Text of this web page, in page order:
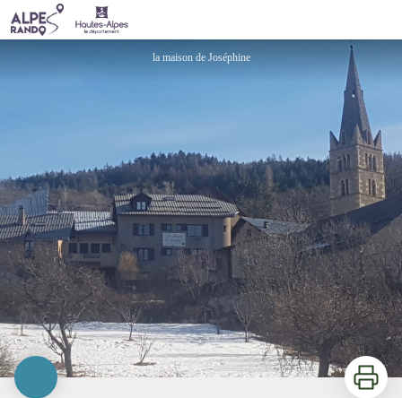
La Maison de Joséphine
la maison de Joséphine
Imprimer